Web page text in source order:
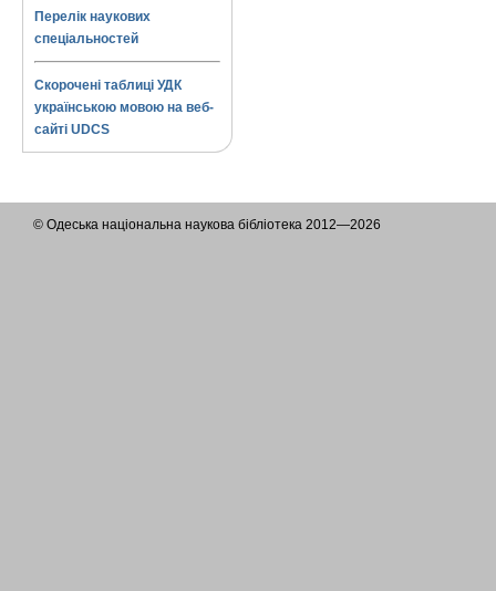
Перелік наукових
спеціальностей
Скорочені таблиці УДК
українською мовою на веб-
сайті UDCS
© Одеська національна наукова бібліотека 2012—2026